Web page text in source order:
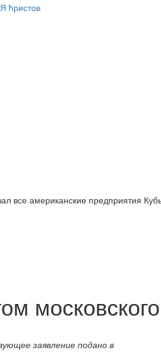
все американские предприятия
заявление подано в